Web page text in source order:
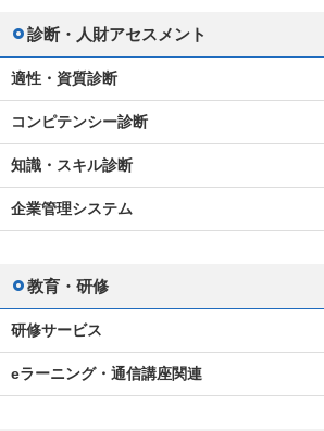
診断・人財アセスメント
適性・資質診断
コンピテンシー診断
知識・スキル診断
企業管理システム
教育・研修
研修サービス
eラーニング・通信講座関連